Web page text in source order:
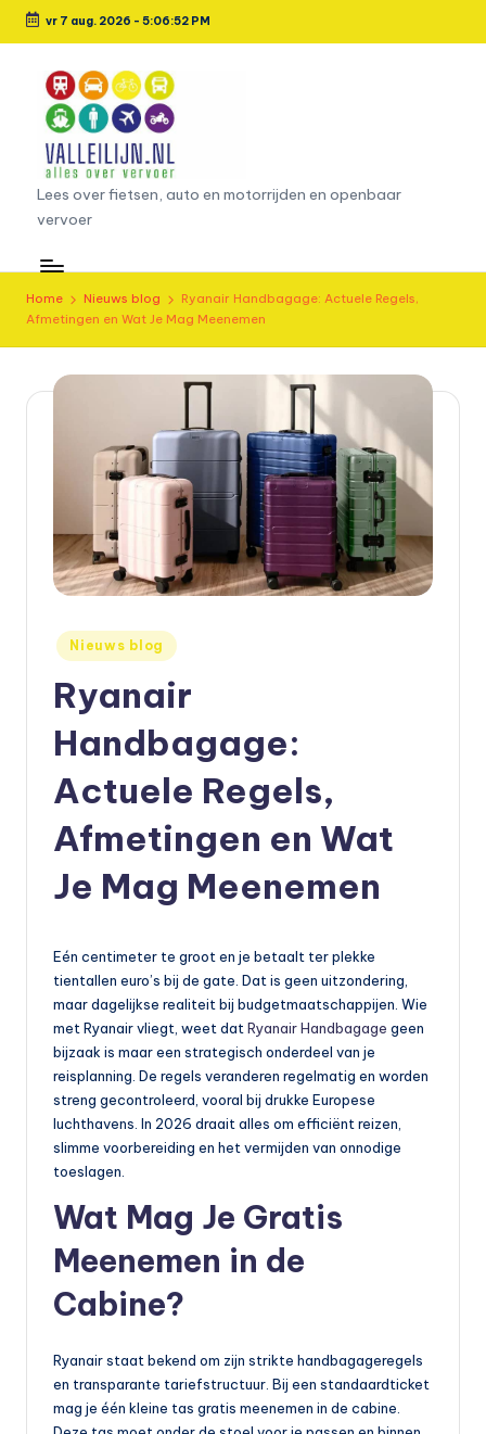
Ga
inhoud
vr 7 aug. 2026 - 5:06:53 PM
L
e
e
s
o
m
o
rr
p
Lees over fietsen, auto en motorrijden en openbaar
vervoer
Home Nieuws blog
Ryanair Handbagage: Actuele Regels,
Afmetingen en Wat Je Mag Meenemen
Geplaatst
in
Nieuws blog
Ryanair
Handbagage:
Actuele Regels,
Afmetingen en Wat
Je Mag Meenemen
Eén centimeter te groot en je betaalt ter plekke
tientallen euro’s bij de gate. Dat is geen uitzondering,
maar dagelijkse realiteit bij budgetmaatschappijen. Wie
met Ryanair vliegt, weet datRyanair Handbagage geen
bijzaak is maar een strategisch onderdeel van je
reisplanning. De regels veranderen regelmatig en worden
streng gecontroleerd, vooral bij drukke Europese
luchthavens. In 2026 draait alles om efficiënt reizen,
slimme voorbereiding en het vermijden van onnodige
toeslagen.
Wat Mag Je Gratis
Meenemen in de
Cabine?
Ryanair staat bekend om zijn strikte handbagageregels
en transparante tariefstructuur. Bij een standaardticket
mag je één kleine tas gratis meenemen in de cabine.